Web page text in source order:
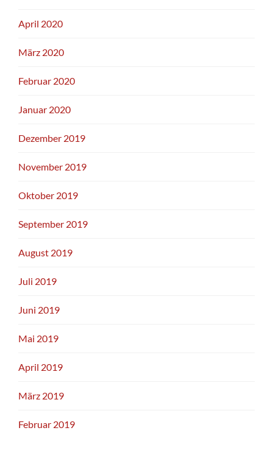
April 2020
März 2020
Februar 2020
Januar 2020
Dezember 2019
November 2019
Oktober 2019
September 2019
August 2019
Juli 2019
Juni 2019
Mai 2019
April 2019
März 2019
Februar 2019